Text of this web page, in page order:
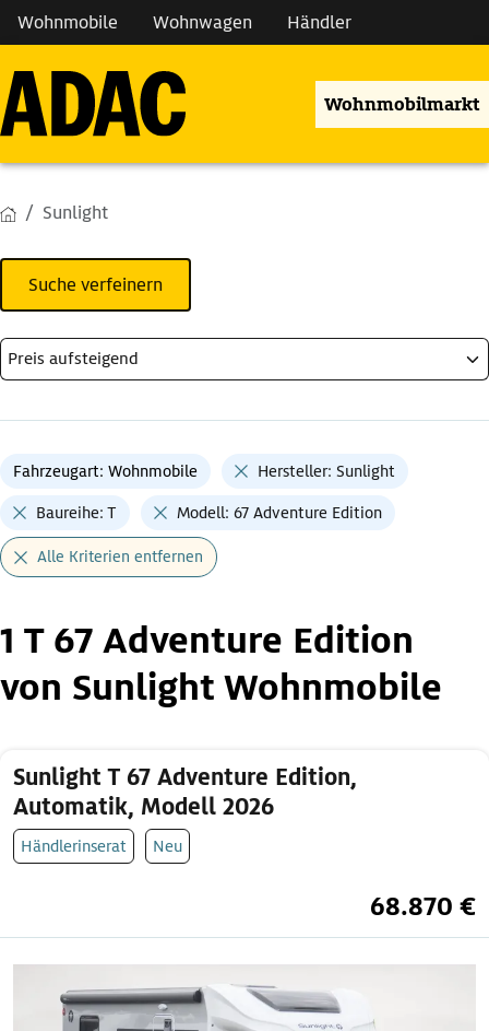
Wohnmobile Wohnwagen Händler
Wohnmobilmarkt
Sunlight
Suche verfeinern
Fahrzeugart: Wohnmobile Hersteller: Sunlight
Baureihe: T Modell: 67 Adventure Edition
Alle Kriterien entfernen
1 T 67 Adventure Edition
von Sunlight Wohnmobile
Sunlight T 67 Adventure Edition,
Automatik, Modell 2026
Händlerinserat Neu
68.870 €